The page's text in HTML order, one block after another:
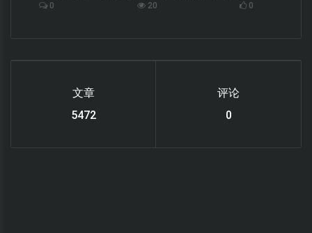
0 20 0
文章
6219
评论
0